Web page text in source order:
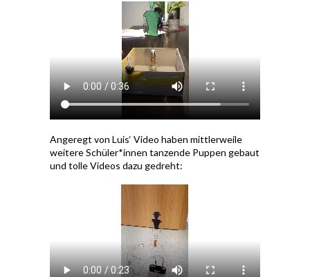
Angeregt von Luis‘ Video haben mittlerweile
weitere Schüler*innen tanzende Puppen gebaut
und tolle Videos dazu gedreht: